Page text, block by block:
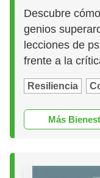
Descubre
genios
lecciones de
frente a la
Resiliencia
Más